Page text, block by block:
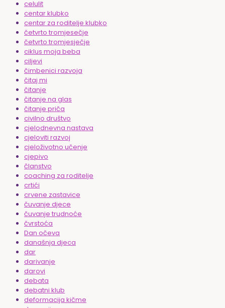
celulit
centar klubko
centar za roditelje klubko
četvrto tromjesečje
četvrto tromjesječje
ciklus moja beba
ciljevi
čimbenici razvoja
čitaj mi
čitanje
čitanje na glas
čitanje priča
civilno društvo
cjelodnevna nastava
cjeloviti razvoj
cjeloživotno učenje
cjepivo
članstvo
coaching za roditelje
crtići
crvene zastavice
čuvanje djece
čuvanje trudnoće
čvrstoća
Dan očeva
današnja djeca
dar
darivanje
darovi
debata
debatni klub
deformacija kičme